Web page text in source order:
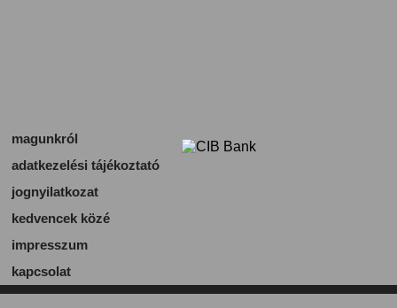
magunkról
adatkezelési tájékoztató
jognyilatkozat
kedvencek közé
impresszum
kapcsolat